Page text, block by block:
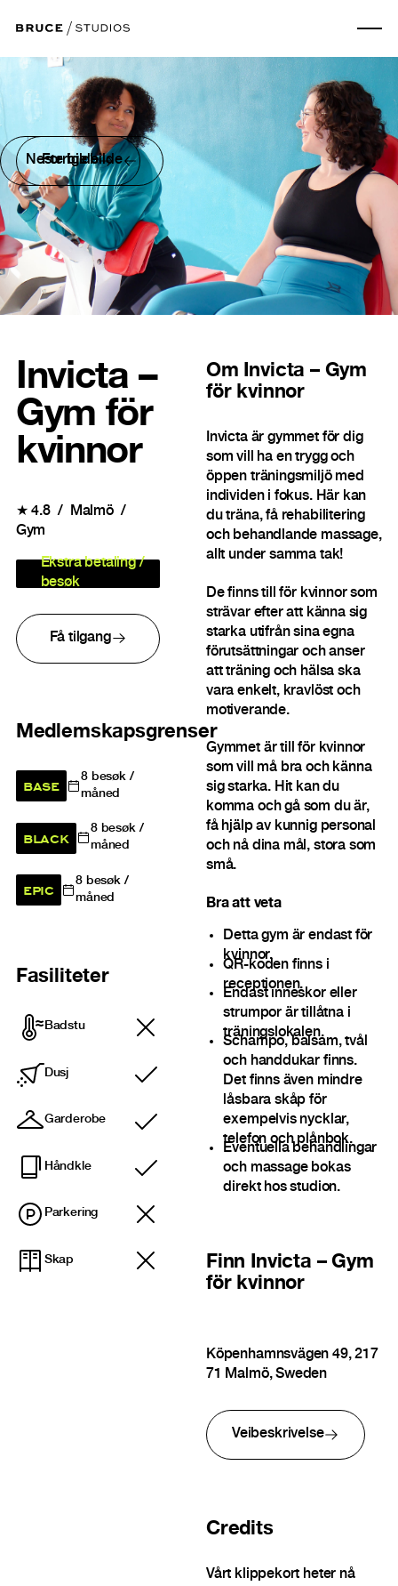
Forrige bilde
Neste bilde
Invicta –
Gym för
kvinnor
★4.8
Malmö
Gym
Ekstra betaling /
besøk
Få tilgang
Medlemskapsgrenser
BASE 8besøk /
måned
BLACK 8besøk /
måned
EPIC 8besøk /
måned
Fasiliteter
Badstu
Dusj
Inkludert
Garderobe
Inkludert
Håndkle
Inkludert
Parkering
Skap
Om Invicta – Gym
för kvinnor
Invicta är gymmet för dig
som vill ha en trygg och
öppen träningsmiljö med
individen i fokus. Här kan
du träna, få rehabilitering
och behandlande massage,
allt under samma tak!
De finns till för kvinnor som
strävar efter att känna sig
starka utifrån sina egna
förutsättningar och anser
att träning och hälsa ska
vara enkelt, kravlöst och
motiverande.
Gymmet är till för kvinnor
som vill må bra och känna
sig starka. Hit kan du
komma och gå som du är,
få hjälp av kunnig personal
och nå dina mål, stora som
små.
Bra att veta
Detta gym är endast för
kvinnor.
QR-koden finns i
receptionen.
Endast inneskor eller
strumpor är tillåtna i
träningslokalen.
Schampo, balsam, tvål
och handdukar finns.
Det finns även mindre
låsbara skåp för
exempelvis nycklar,
telefon och plånbok.
Eventuella behandlingar
och massage bokas
direkt hos studion.
Finn Invicta – Gym
för kvinnor
Köpenhamnsvägen 49, 217
71 Malmö, Sweden
Veibeskrivelse
Credits
Vårt klippekort heter nå